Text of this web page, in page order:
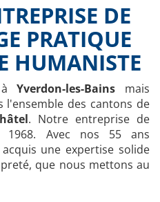
DE
PRATIQUE
HUMANISTE
àYverdon-les-Bains mais
l'ensemble des cantons de
. Notre entreprise de
1968. Avec nos 55 ans
une expertise solide
que nous mettons au